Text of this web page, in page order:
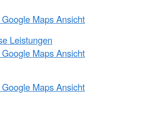
Maps Ansicht
Leistungen
Maps Ansicht
Maps Ansicht